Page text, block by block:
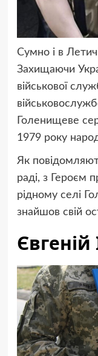
Сумно і в
Захищаючи
військової
Голенищеве
1979 року
Як
раді, з Героєм
рідному селі
знайшов свій